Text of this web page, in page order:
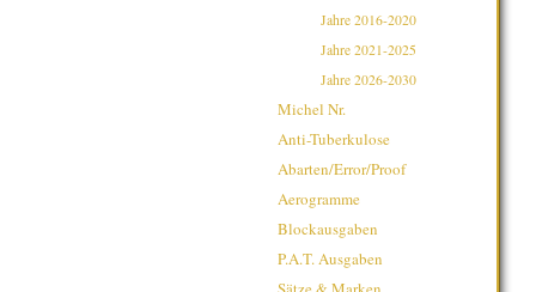
Jahre 2016-2020
Jahre 2021-2025
Jahre 2026-2030
Michel Nr.
Anti-Tuberkulose
Abarten/Error/Proof
Aerogramme
Blockausgaben
P.A.T. Ausgaben